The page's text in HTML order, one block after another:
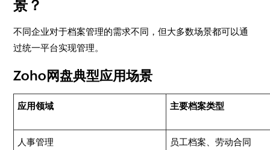
景？
不同企业对于档案管理的需求不同，但大多数场景都可以通
过统一平台实现管理。
Zoho网盘典型应用场景
应用领域 主要档案类型
人事管理 员工档案、劳动合同